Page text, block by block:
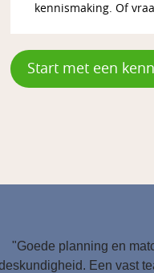
kennismaking. Of
Start met een
"Goede planning en
Een vast